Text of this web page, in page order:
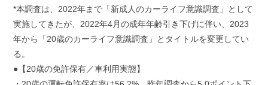
k
*本調査は、2022年まで「新成人のカーライフ意識調査」として
実施してきたが、2022年4月の成年年齢引き下げに伴い、2023
年から「20歳のカーライフ意識調査」とタイトルを変更してい
る。
●【20歳の免許保有／車利用実態】